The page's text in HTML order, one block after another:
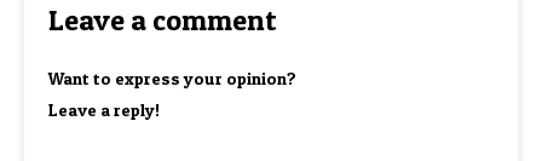
Leave a comment
Want to express your opinion?
Leave a reply!